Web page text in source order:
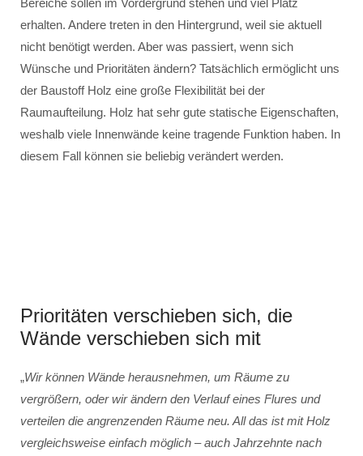
erhalten. Andere treten in den Hintergrund, weil sie aktuell
nicht benötigt werden. Aber was passiert, wenn sich
Wünsche und Prioritäten ändern? Tatsächlich ermöglicht uns
der Baustoff Holz eine große Flexibilität bei der
Raumaufteilung. Holz hat sehr gute statische Eigenschaften,
weshalb viele Innenwände keine tragende Funktion haben. In
diesem Fall können sie beliebig verändert werden.
Prioritäten verschieben sich, die
Wände verschieben sich mit
„Wir können Wände herausnehmen, um Räume zu
vergrößern, oder wir ändern den Verlauf eines Flures und
verteilen die angrenzenden Räume neu. All das ist mit Holz
vergleichsweise einfach möglich – auch Jahrzehnte nach